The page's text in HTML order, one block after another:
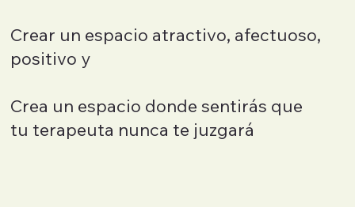
Crear un espacio atractivo, afectuoso,
positivo y
Crea un espacio donde sentirás que
tu terapeuta nunca te juzgará